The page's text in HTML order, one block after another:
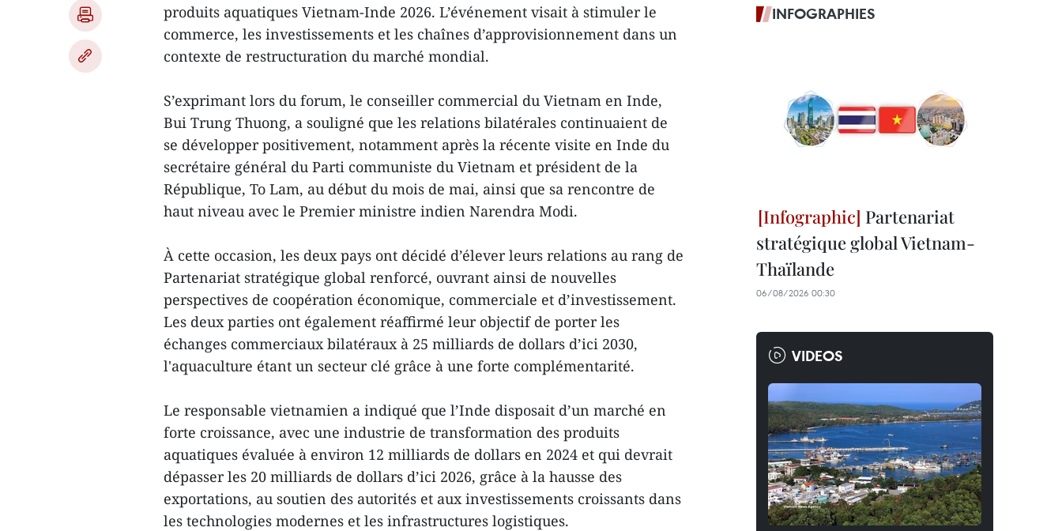
produits aquatiques Vietnam-Inde 2026. L’événement visait à stimuler le
commerce, les investissements et les chaînes d’approvisionnement dans un
contexte de restructuration du marché mondial.
S’exprimant lors du forum, le conseiller commercial du Vietnam en Inde,
Bui Trung Thuong, a souligné que les relations bilatérales continuaient de
se développer positivement, notamment après la récente visite en Inde du
secrétaire général du Parti communiste du Vietnam et président de la
République, To Lam, au début du mois de mai, ainsi que sa rencontre de
haut niveau avec le Premier ministre indien Narendra Modi.
À cette occasion, les deux pays ont décidé d’élever leurs relations au rang de
Partenariat stratégique global renforcé, ouvrant ainsi de nouvelles
perspectives de coopération économique, commerciale et d’investissement.
Les deux parties ont également réaffirmé leur objectif de porter les
échanges commerciaux bilatéraux à 25 milliards de dollars d’ici 2030,
l'aquaculture étant un secteur clé grâce à une forte complémentarité.
Le responsable vietnamien a indiqué que l’Inde disposait d’un marché en
forte croissance, avec une industrie de transformation des produits
aquatiques évaluée à environ 12 milliards de dollars en 2024 et qui devrait
dépasser les 20 milliards de dollars d’ici 2026, grâce à la hausse des
exportations, au soutien des autorités et aux investissements croissants dans
les technologies modernes et les infrastructures logistiques.
INFOGRAPHIES
Partenariat
stratégique global Vietnam-
Thaïlande
06/08/2026 00:30
VIDEOS